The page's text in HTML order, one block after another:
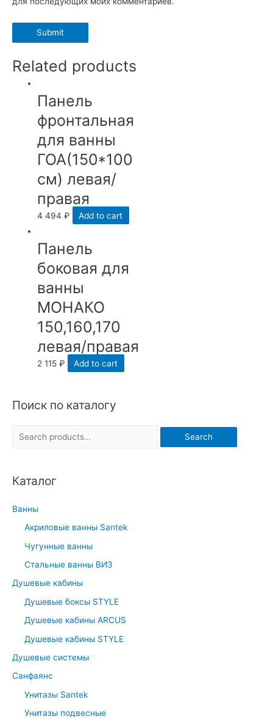
Поиск по каталогу
r
h
:
Search
Каталог
Ванны
Акриловые ванны Santek
Чугунные ванны
Стальные ванны ВИЗ
Душевые кабины
Душевые боксы STYLE
Душевые кабины ARCUS
Душевые кабины STYLE
Душевые системы
Санфаянс
Унитазы Santek
Унитазы подвесные
Related products
Панель
фронтальная
для ванны
ГОА(150*100
см) левая/
правая
4 494₽ Add to cart
Панель
боковая для
ванны
МОНАКО
150,160,170
левая/правая
2 115₽ Add to cart